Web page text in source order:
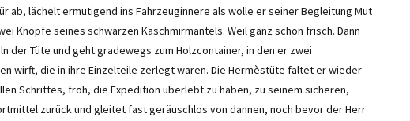
ab, lächelt ermutigend ins Fahrzeuginnere als wolle er seiner Begleitung Mut
Knöpfe seines schwarzen Kaschmirmantels. Weil ganz schön frisch. Dann
der Tüte und geht gradewegs zum Holzcontainer, in den er zwei
wirft, die in ihre Einzelteile zerlegt waren. Die Hermèstüte faltet er wieder
Schrittes, froh, die Expedition überlebt zu haben, zu seinem sicheren,
zurück und gleitet fast geräuschlos von dannen, noch bevor der Herr